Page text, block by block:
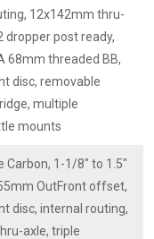
12x142mm thru-
dropper post ready,
68mm threaded BB,
disc, removable
multiple
mounts
Carbon, 1-1/8" to 1.5"
OutFront offset,
disc, internal routing,
axle, triple